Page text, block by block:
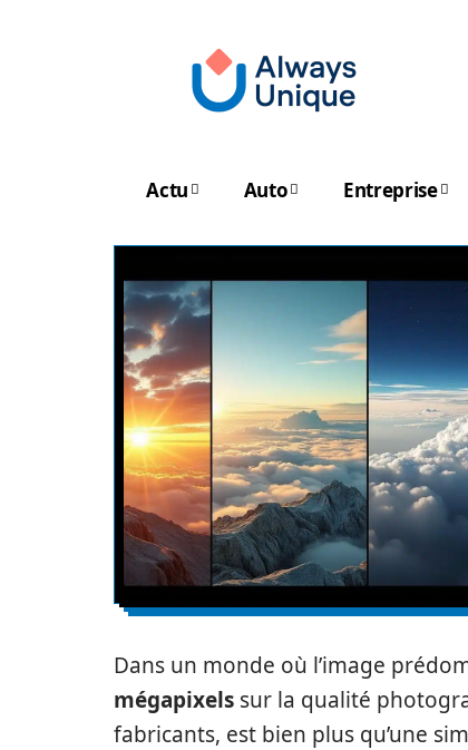
Actu Auto Entreprise
Dans un monde où l’image
mégapixels sur la qualité
fabricants, est bien plus qu’une